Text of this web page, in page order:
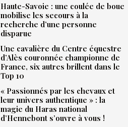
Haute-Savoie : une coulée de boue
mobilise les secours à la
recherche d’une personne
disparue
Une cavalière du Centre équestre
d’Alès couronnée championne de
France, six autres brillent dans le
Top 10
« Passionnés par les chevaux et
leur univers authentique » : la
magie du Haras national
d’Hennebont s’ouvre à vous !